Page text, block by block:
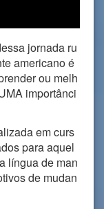
jornada ru
americano é
ou melh
importânci
em curs
para aquel
língua de man
de mudan